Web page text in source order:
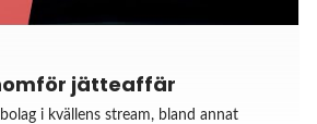
jätteaffär
i kvällens stream, bland annat